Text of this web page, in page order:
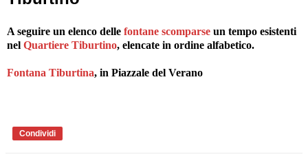
A seguire un elenco delle fontane scomparse un tempo esistenti
nel Quartiere Tiburtino, elencate in ordine alfabetico.
Fontana Tiburtina, in Piazzale del Verano
Condividi